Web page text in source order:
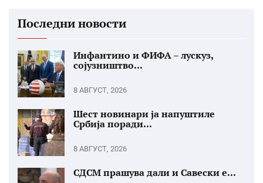
Последни новости
Инфантино и ФИФА – лускуз,
сојузништво...
8 АВГУСТ, 2026
Шест новинари ја напуштиле
Србија поради...
8 АВГУСТ, 2026
СДСМ прашува дали и Савески е...